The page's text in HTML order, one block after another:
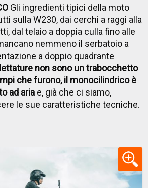
Gli ingredienti tipici della moto
sulla W230, dai cerchi a raggi alla
dal telaio a doppia culla fino alle
nemmeno il serbatoio a
a doppio quadrante
non sono un trabocchetto
che furono, il monocilindrico è
ad aria e, già che ci siamo,
le sue caratteristiche tecniche.